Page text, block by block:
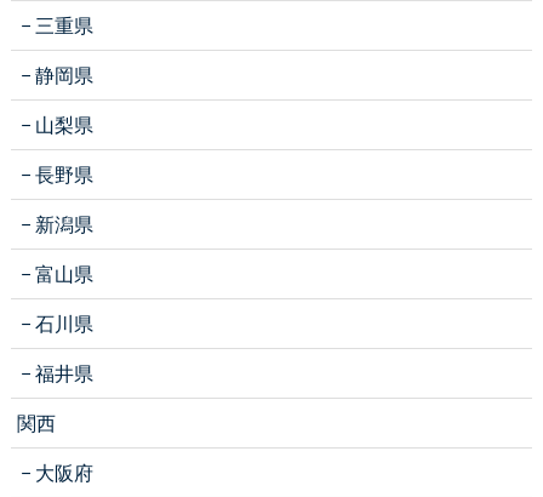
三重県
静岡県
山梨県
長野県
新潟県
富山県
石川県
福井県
関西
大阪府